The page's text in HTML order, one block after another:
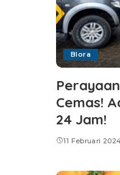
Blora
Cemas!
24 Jam!
11 Februari